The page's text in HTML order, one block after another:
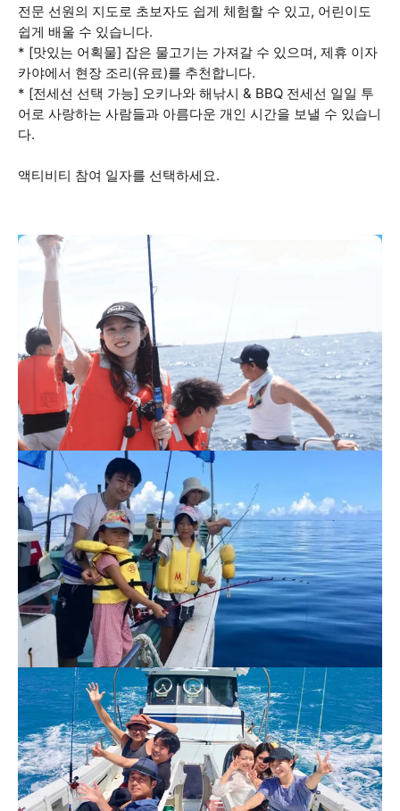
전문 선원의 지도로 초보자도 쉽게 체험할 수 있고, 어린이도
쉽게 배울 수 있습니다.
* [맛있는 어획물] 잡은 물고기는 가져갈 수 있으며, 제휴 이자
카야에서 현장 조리(유료)를 추천합니다.
* [전세선 선택 가능] 오키나와 해낚시 & BBQ 전세선 일일 투
어로 사랑하는 사람들과 아름다운 개인 시간을 보낼 수 있습니
다.
액티비티 참여 일자를 선택하세요.